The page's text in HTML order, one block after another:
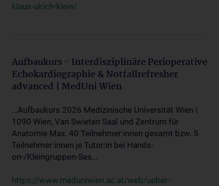
klaus-ulrich-klein/
Aufbaukurs - Interdisziplinäre Perioperative
Echokardiographie & Notfallrefresher
advanced | MedUni Wien
...Aufbaukurs 2026 Medizinische Universität Wien |
1090 Wien, Van Swieten Saal und Zentrum für
Anatomie Max. 40 Teilnehmer:innen gesamt bzw. 5
Teilnehmer:innen je Tutor:in bei Hands-
on-/Kleingruppen-Ses...
https://www.meduniwien.ac.at/web/ueber-